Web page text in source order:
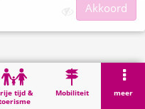
tijd &
Mobiliteit meer
Akkoord